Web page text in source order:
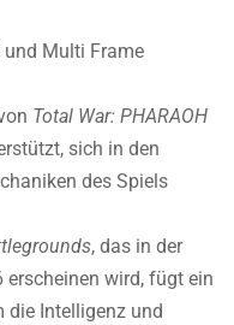
Multi Frame
Total War: PHARAOH
sich in den
des Spiels
, das in der
wird, fügt ein
die Intelligenz und